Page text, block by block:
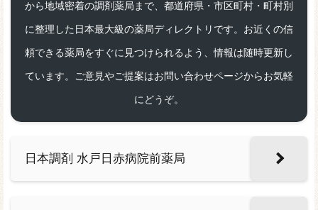
から地域密着の調剤薬局まで、都道府県・市区町村・町村別
に整理した日本最大級の薬局ディレクトリです。お近くの信
頼できる薬局をすぐに見つけられるよう、情報は随時更新し
ています。ご意見やご提案はお問い合わせページからお気軽
にどうぞ。
日本調剤 水戸日赤病院前薬局